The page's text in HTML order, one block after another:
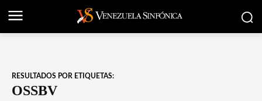
RESULTADOS POR ETIQUETAS:
OSSBV